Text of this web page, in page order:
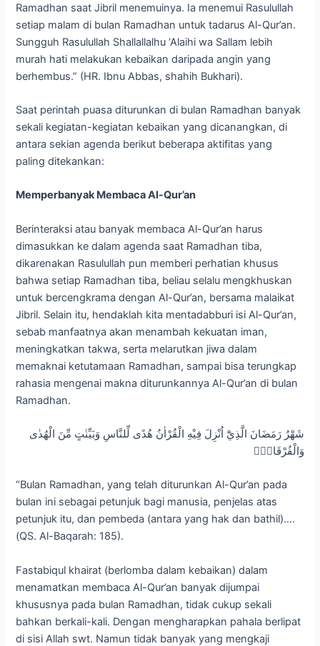
Ramadhan saat Jibril menemuinya. Ia menemui Rasulullah
setiap malam di bulan Ramadhan untuk tadarus Al-Qur’an.
Sungguh Rasulullah Shallallalhu ‘Alaihi wa Sallam lebih
murah hati melakukan kebaikan daripada angin yang
berhembus.” (HR. Ibnu Abbas, shahih Bukhari).
Saat perintah puasa diturunkan di bulan Ramadhan banyak
sekali kegiatan-kegiatan kebaikan yang dicanangkan, di
antara sekian agenda berikut beberapa aktifitas yang
paling ditekankan:
Memperbanyak Membaca Al-Qur’an
Berinteraksi atau banyak membaca Al-Qur’an harus
dimasukkan ke dalam agenda saat Ramadhan tiba,
dikarenakan Rasulullah pun memberi perhatian khusus
bahwa setiap Ramadhan tiba, beliau selalu mengkhuskan
untuk bercengkrama dengan Al-Qur’an, bersama malaikat
Jibril. Selain itu, hendaklah kita mentadabburi isi Al-Qur’an,
sebab manfaatnya akan menambah kekuatan iman,
meningkatkan takwa, serta melarutkan jiwa dalam
memaknai ketutamaan Ramadhan, sampai bisa terungkap
rahasia mengenai makna diturunkannya Al-Qur’an di bulan
Ramadhan.
شَهْرُ رَمَضَانَ الَّذِيْٓ اُنْزِلَ فِيْهِ الْقُرْاٰنُ هُدًى لِّلنَّاسِ وَبَيِّنٰتٍ مِّنَ الْهُدٰى
وَالْفُرْقَانِۚ
“Bulan Ramadhan, yang telah diturunkan Al-Qur’an pada
bulan ini sebagai petunjuk bagi manusia, penjelas atas
petunjuk itu, dan pembeda (antara yang hak dan bathil)….
(QS. Al-Baqarah: 185).
Fastabiqul khairat (berlomba dalam kebaikan) dalam
menamatkan membaca Al-Qur’an banyak dijumpai
khususnya pada bulan Ramadhan, tidak cukup sekali
bahkan berkali-kali. Dengan mengharapkan pahala berlipat
di sisi Allah swt. Namun tidak banyak yang mengkaji